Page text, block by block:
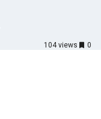
104 views 0